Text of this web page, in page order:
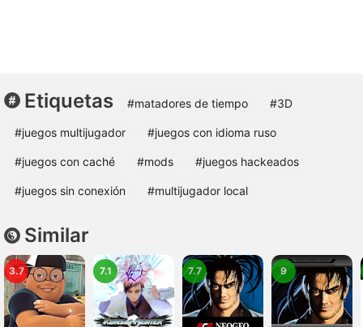
Etiquetas #matadores de tiempo #3D
#juegos multijugador #juegos con idioma ruso
#juegos con caché #mods #juegos hackeados
#juegos sin conexión #multijugador local
Similar
3.7 7.1 7.7 9